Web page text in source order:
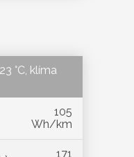
°C, klíma
105
Wh/km
171